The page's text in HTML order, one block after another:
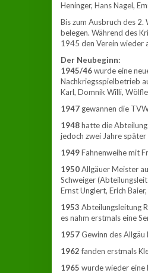
Heninger, Hans Nagel,
Bis zum Ausbruch des
belegen. Während des
1945 den Verein wieder
Der Neubeginn:
1945/46wurde eine
Nachkriegsspielbetrieb
Karl, Domnik Willi,
1947 gewannen die
1948hatte die Abteilung
jedoch zwei Jahre später
1949Fahnenweihe mit
1950Allgäuer Meister
Schweiger
Ernst Unglert, Erich
1953 Abteilungsleitung
es nahm erstmals eine
1957Gewinn des
1962fanden erstmals
1965 wurde wieder eine